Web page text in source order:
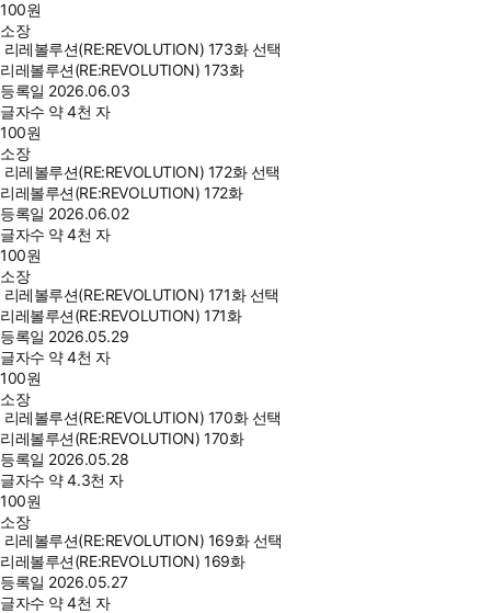
100원
소장
리레볼루션(RE:REVOLUTION) 173화 선택
리레볼루션(RE:REVOLUTION) 173화
등록일 2026.06.03
글자수 약 4천 자
100원
소장
리레볼루션(RE:REVOLUTION) 172화 선택
리레볼루션(RE:REVOLUTION) 172화
등록일 2026.06.02
글자수 약 4천 자
100원
소장
리레볼루션(RE:REVOLUTION) 171화 선택
리레볼루션(RE:REVOLUTION) 171화
등록일 2026.05.29
글자수 약 4천 자
100원
소장
리레볼루션(RE:REVOLUTION) 170화 선택
리레볼루션(RE:REVOLUTION) 170화
등록일 2026.05.28
글자수 약 4.3천 자
100원
소장
리레볼루션(RE:REVOLUTION) 169화 선택
리레볼루션(RE:REVOLUTION) 169화
등록일 2026.05.27
글자수 약 4천 자